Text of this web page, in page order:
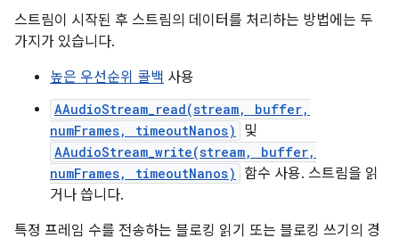
스트림이 시작된 후 스트림의 데이터를 처리하는 방법에는 두
가지가 있습니다.
높은 우선순위 콜백 사용
AAudioStream_read(stream, buffer,
numFrames, timeoutNanos)
및
AAudioStream_write(stream, buffer,
numFrames, timeoutNanos)
함수 사용. 스트림을 읽
거나 씁니다.
특정 프레임 수를 전송하는 블로킹 읽기 또는 블로킹 쓰기의 경